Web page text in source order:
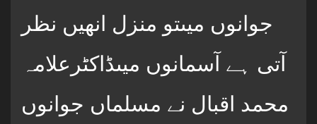
جوانوں میںتو منزل انھیں نظر
آتی ہے آسمانوں میںڈاکٹرعلامہ
محمد اقبال نے مسلماں جوانوں